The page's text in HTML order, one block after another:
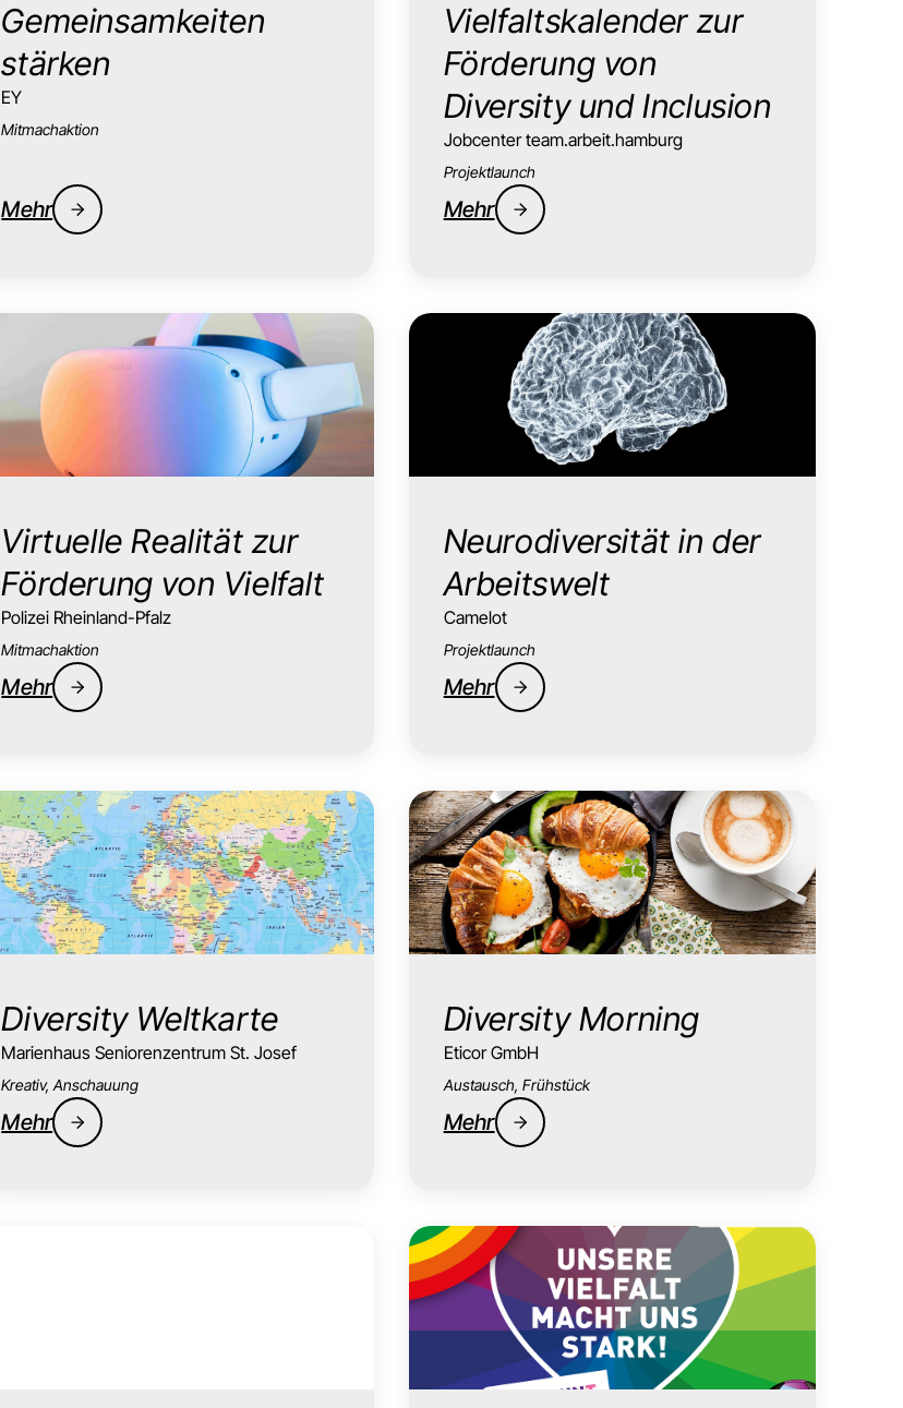
Gemeinsamkeiten
stärken
EY
Mitmachaktion
Mehr
Vielfaltskalender zur
Förderung von
Diversity und Inclusion
Jobcenter team.arbeit.hamburg
Projektlaunch
Mehr
Virtuelle Realität zur
Förderung von Vielfalt
Polizei Rheinland-Pfalz
Mitmachaktion
Mehr
Neurodiversität in der
Arbeitswelt
Camelot
Projektlaunch
Mehr
Diversity Weltkarte
Marienhaus Seniorenzentrum St. Josef
Kreativ, Anschauung
Mehr
Diversity Morning
Eticor GmbH
Austausch, Frühstück
Mehr